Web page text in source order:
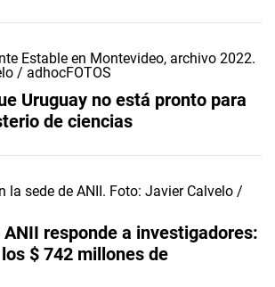
Uruguay no está pronto para
de ciencias
responde a investigadores:
$ 742 millones de